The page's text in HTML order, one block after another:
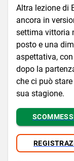
Altra lezione di
ancora in
settima vittoria
posto e una
aspettativa,
dopo la
che ci può
sua stagione.